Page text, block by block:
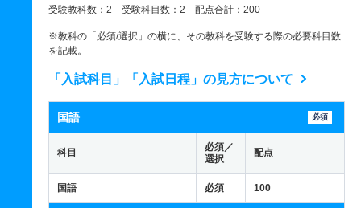
受験教科数：2 受験科目数：2 配点合計：200
※教科の「必須/選択」の横に、その教科を受験する際の必要科目数
を記載。
「入試科目」「入試日程」の見方について
国語 必須
科目
必須／
選択
配点
国語 必須 100